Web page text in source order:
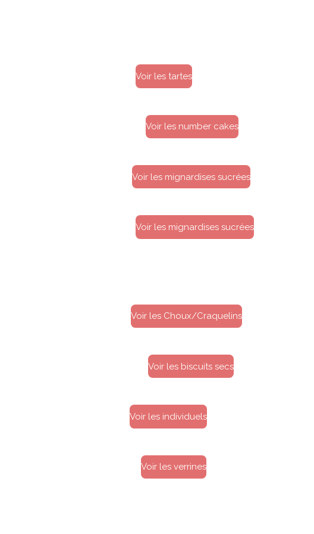
Voir les tartes
Voir les number cakes
Voir les mignardises sucrées
Voir les mignardises sucrées
Voir les Choux/Craquelins
Voir les biscuits secs
Voir les individuels
Voir les verrines